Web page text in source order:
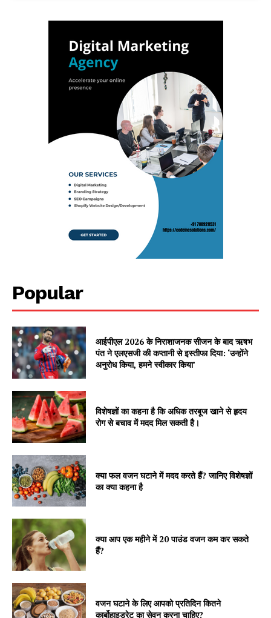
Popular
आईपीएल 2026 के निराशाजनक सीजन के बाद ऋषभ
पंत ने एलएसजी की कप्तानी से इस्तीफा दिया: ‘उन्होंने
अनुरोध किया, हमने स्वीकार किया’
विशेषज्ञों का कहना है कि अधिक तरबूज खाने से हृदय
रोग से बचाव में मदद मिल सकती है।
क्या फल वजन घटाने में मदद करते हैं? जानिए विशेषज्ञों
का क्या कहना है
क्या आप एक महीने में 20 पाउंड वजन कम कर सकते
हैं?
वजन घटाने के लिए आपको प्रतिदिन कितने
कार्बोहाइड्रेट का सेवन करना चाहिए?